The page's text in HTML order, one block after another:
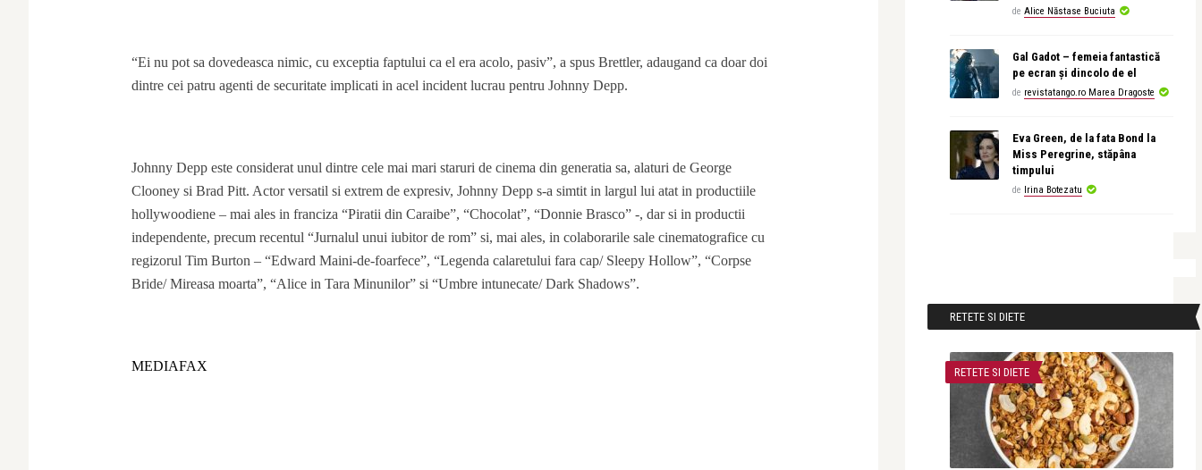
“Ei nu pot sa dovedeasca nimic, cu exceptia faptului ca el era acolo, pasiv”, a spus Brettler, adaugand ca doar doi
dintre cei patru agenti de securitate implicati in acel incident lucrau pentru Johnny Depp.
Johnny Depp este considerat unul dintre cele mai mari staruri de cinema din generatia sa, alaturi de George
Clooney si Brad Pitt. Actor versatil si extrem de expresiv, Johnny Depp s-a simtit in largul lui atat in productiile
hollywoodiene – mai ales in franciza “Piratii din Caraibe”, “Chocolat”, “Donnie Brasco” -, dar si in productii
independente, precum recentul “Jurnalul unui iubitor de rom” si, mai ales, in colaborarile sale cinematografice cu
regizorul Tim Burton – “Edward Maini-de-foarfece”, “Legenda calaretului fara cap/ Sleepy Hollow”, “Corpse
Bride/ Mireasa moarta”, “Alice in Tara Minunilor” si “Umbre intunecate/ Dark Shadows”.
MEDIAFAX
de Alice Năstase Buciuta
Gal Gadot – femeia fantastică
pe ecran și dincolo de el
de revistatango.ro Marea Dragoste
Eva Green, de la fata Bond la
Miss Peregrine, stăpâna
timpului
de Irina Botezatu
RETETE SI DIETE
RETETE SI DIETE